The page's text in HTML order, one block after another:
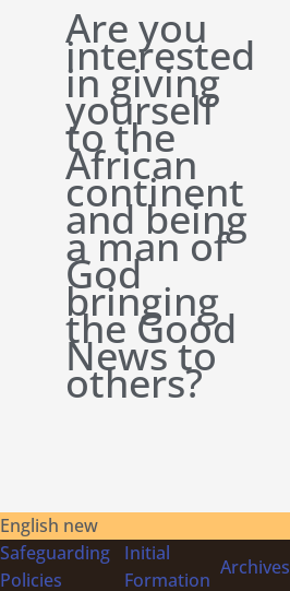
Are you
interested
in giving
yourself
to the
African
continent
and being
a man of
God
bringing
the Good
News to
others?
English new
Safeguarding
Policies
Initial
Formation
Archives